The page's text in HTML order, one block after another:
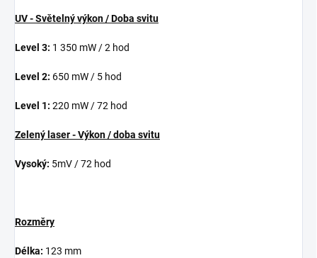
UV - Světelný výkon / Doba svitu
Level 3: 1 350 mW / 2 hod
Level 2: 650 mW / 5 hod
Level 1: 220 mW / 72 hod
Zelený laser - Výkon / doba svitu
Vysoký: 5mV / 72 hod
Rozměry
Délka: 123 mm